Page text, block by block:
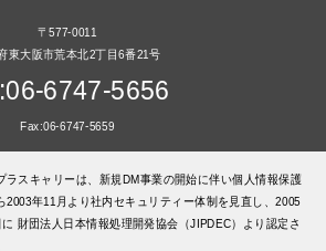
〒577-0011
東大阪市荒本北2丁目6番21号
6747-5656
Fax:06-6747-5659
ラスキャリーは、新規DM事業の開始に伴い個人情報保護
2003年11月より社内セキュリティー体制を見直し、2005
財団法人日本情報処理開発協会（JIPDEC）より認定さ